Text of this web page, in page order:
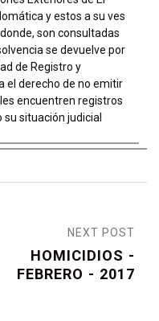
y estos a su ves
son consultadas
se devuelve por
de Registro y
el derecho de no emitir
encuentren registros
situación judicial
NEXT POST
HOMICIDIOS -
FEBRERO - 2017